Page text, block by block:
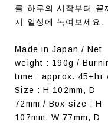
를 하루의 시작부터 끝
지 일상에 녹여보세요.
Made in Japan / Net
weight : 190g /
time : approx. 45+hr
Size : H 102mm, D
72mm / Box size : H
107mm, W 77mm, D